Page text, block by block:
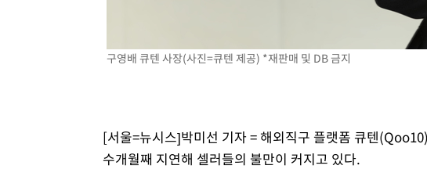
구영배 큐텐 사장(사진=큐텐 제공) *재판매 및 DB 금지
[서울=뉴시스]박미선 기자 = 해외직구 플랫폼 큐텐
수개월째 지연해 셀러들의 불만이 커지고 있다.